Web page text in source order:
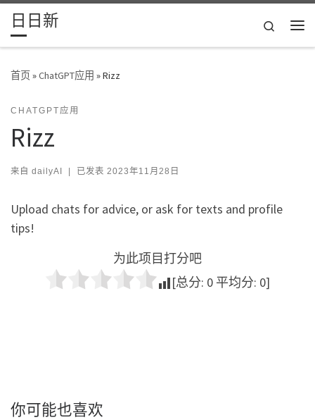
Skip to content
日日新
Search
首页»ChatGPT应用 »Rizz
CHATGPT应用
Rizz
来自 dailyAI | 已发表 2023年11月28日
Upload chats for advice, or ask for texts and profile
tips!
为此项目打分吧
[总分: 0 平均分: 0]
你可能也喜欢